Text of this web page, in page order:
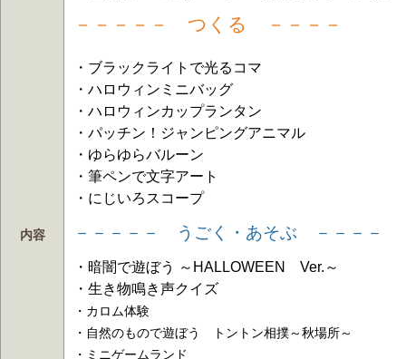
内容
－－－－－ つくる －－－－
・ブラックライトで光るコマ
・ハロウィンミニバッグ
・ハロウィンカップランタン
・パッチン！ジャンピングアニマル
・ゆらゆらバルーン
・筆ペンで文字アート
・にじいろスコープ
－－－－－ うごく・あそぶ －－－－
・暗闇で遊ぼう ～HALLOWEEN Ver.～
・生き物鳴き声クイズ
・カロム体験
・自然のもので遊ぼう トントン相撲～秋場所～
・ミニゲームランド